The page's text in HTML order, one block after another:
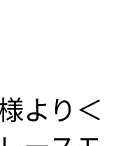
より＜